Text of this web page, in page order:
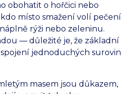
obohatit o hořčici nebo
místo smažení volí pečení
rýži nebo zeleninu.
— důležité je, že základní
jednoduchých surovin
masem jsou důkazem,